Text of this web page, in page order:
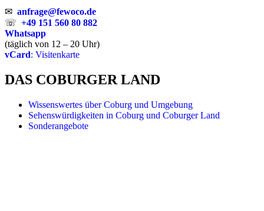
✉ anfrage@fewoco.de
☏ +49 151 560 80 882
Whatsapp
(täglich von 12 – 20 Uhr)
vCard: Visitenkarte
DAS COBURGER LAND
Wissenswertes über Coburg und Umgebung
Sehenswürdigkeiten in Coburg und Coburger Land
Sonderangebote